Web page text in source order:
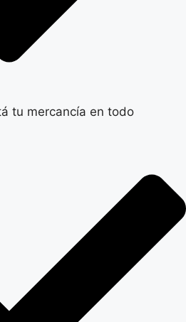
tu mercancía en todo